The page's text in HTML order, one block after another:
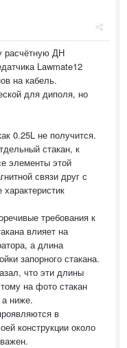
расчётную ДН
Lawmate12
на кабель.
для диполя, но
0.25L не получится.
стакан, к
элементы этой
связи друг с
требования к
влияет на
а длина
запорного стакана.
что эти длины
на фото стакан
а ниже.
в
конструкции около